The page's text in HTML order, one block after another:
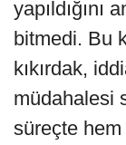
yapıldığını
bitmedi. Bu
kıkırdak,
müdahalesi
süreçte hem